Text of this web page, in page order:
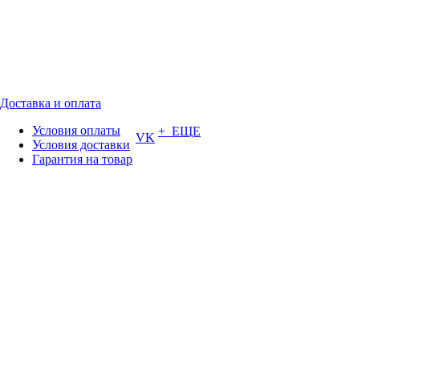
Доставка и оплата
Условия оплаты
Условия доставки
Гарантия на товар
VK + ЕЩЕ